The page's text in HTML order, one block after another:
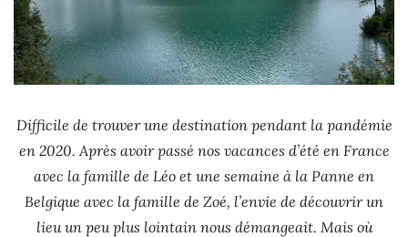
Difficile de trouver une destination pendant la pandémie
en 2020. Après avoir passé nos vacances d’été en France
avec la famille de Léo et une semaine à la Panne en
Belgique avec la famille de Zoé, l’envie de découvrir un
lieu un peu plus lointain nous démangeait. Mais où